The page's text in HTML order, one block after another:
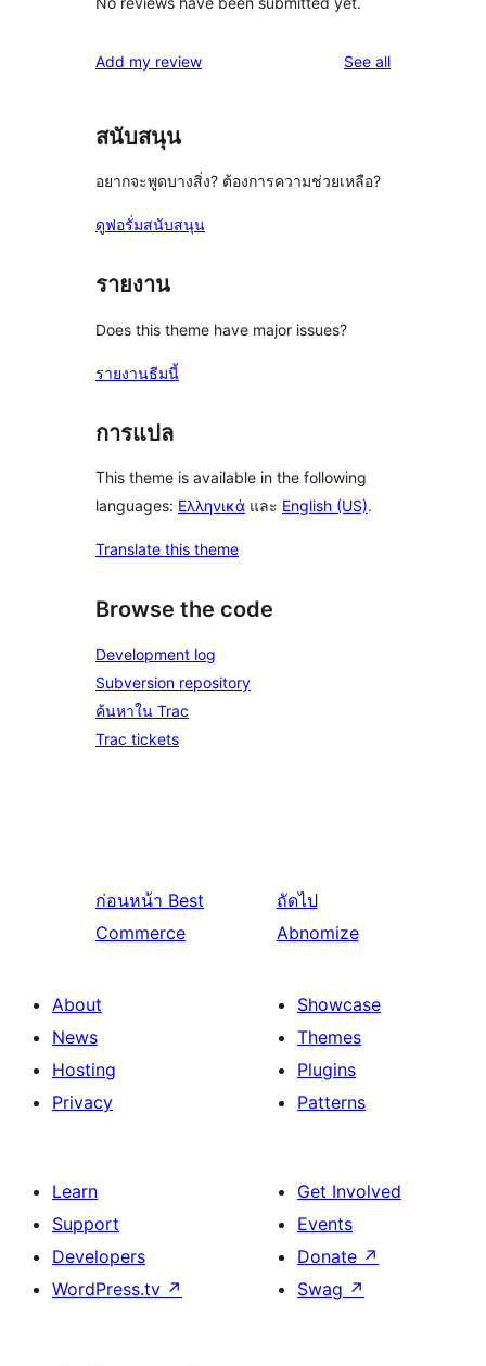
Add my review See allreviews
สนับสนุน
อยากจะพูดบางสิ่ง? ต้องการความช่วยเหลือ?
ดูฟอรั่มสนับสนุน
รายงาน
Does this theme have major issues?
รายงานธีมนี้
การแปล
This theme is available in the following
languages: Ελληνικά และ English (US).
Translate this theme
Browse the code
Development log
Subversion repository
ค้นหาใน Trac
Trac tickets
ก่อนหน้า Best
Commerce
ถัดไป
Abnomize
About
News
Hosting
Privacy
Showcase
Themes
Plugins
Patterns
Learn
Support
Developers
WordPress.tv ↗
Get Involved
Events
Donate ↗
Swag ↗